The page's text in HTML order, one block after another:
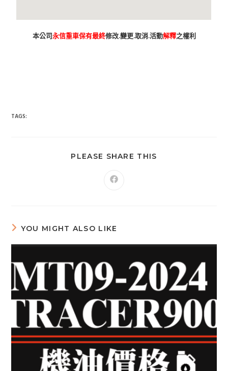
本公司永信重車保有最終修改.變更.取消.活動解釋之權利
TAGS:
PLEASE SHARE THIS
YOU MIGHT ALSO LIKE